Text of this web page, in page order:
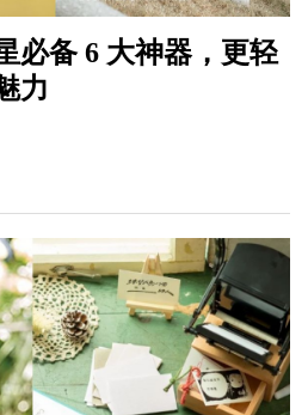
必备 6 大神器，更轻
力